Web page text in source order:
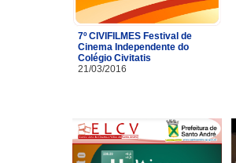
7º CIVIFILMES Festival de
Cinema Independente do
Colégio Civitatis
21/03/2016